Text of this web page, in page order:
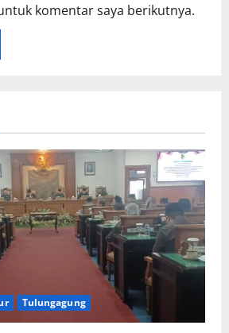
komentar saya berikutnya.
Tulungagung